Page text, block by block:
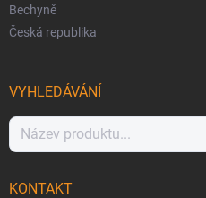
Bechyně
Česká republika
VYHLEDÁVÁNÍ
KONTAKT